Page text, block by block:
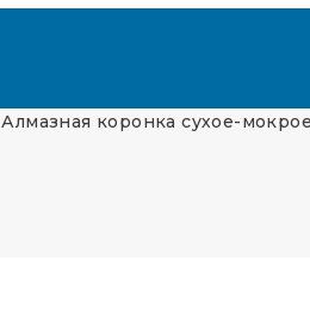
Алмазная коронка сухое-